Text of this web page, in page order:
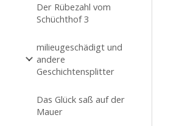
Der Rübezahl vom
Schüchthof 3
milieugeschädigt und
andere
Geschichtensplitter
Das Glück saß auf der
Mauer